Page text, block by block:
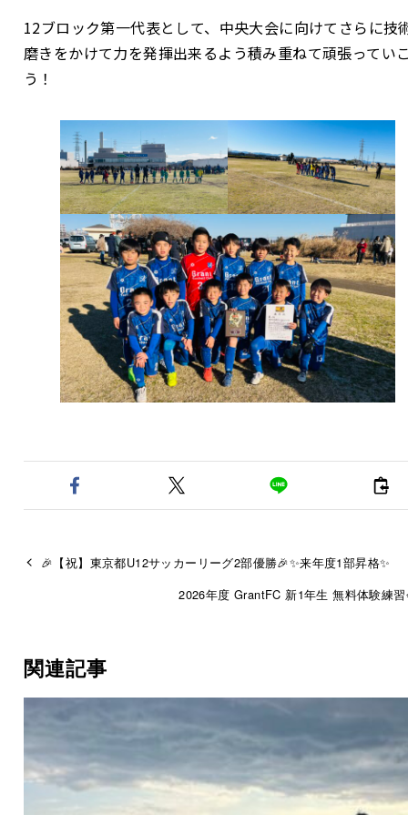
12ブロック第一代表として、中央大会に向けてさらに技
磨きをかけて力を発揮出来るよう積み重ねて頑張ってい
う！
🎉【祝】東京都U12サッカーリーグ2部優勝🎉✨来年度1部昇格✨
2026年度 GrantFC 新1年生 無料体験練
関連記事